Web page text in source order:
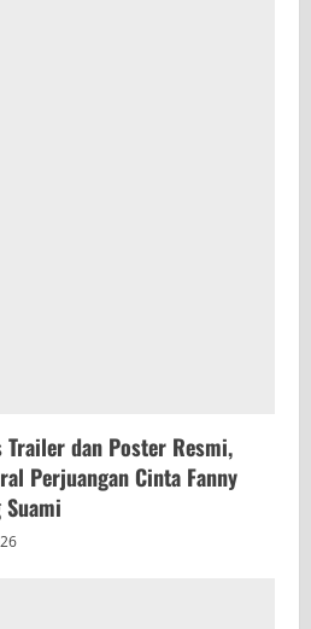
Trailer dan Poster Resmi,
Perjuangan Cinta Fanny